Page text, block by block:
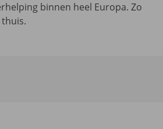
binnen heel Europa. Zo